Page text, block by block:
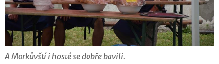
A Morkůvští i hosté se dobře bavili.